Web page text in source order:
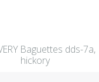
Baguettes dds-7a,
hickory